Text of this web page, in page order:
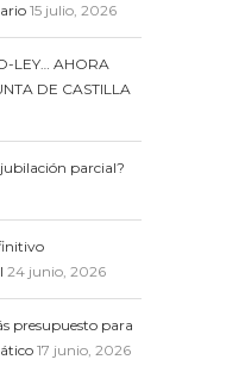
15 julio, 2026
LEY… AHORA
DE CASTILLA
parcial?
24 junio, 2026
presupuesto para
17 junio, 2026